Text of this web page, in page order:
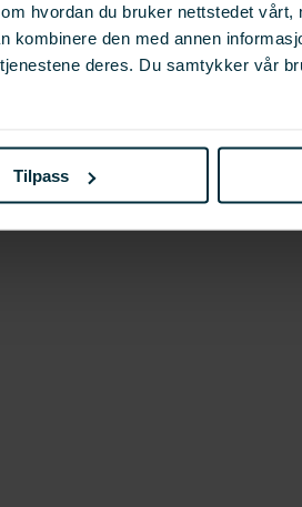
hvordan du bruker nettstedet vårt,
kombinere den med annen
deres. Du samtykker vår
Tilpass